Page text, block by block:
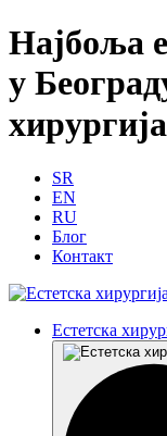
Најбоља
у
SR
EN
RU
Блог
Контакт
Естетска